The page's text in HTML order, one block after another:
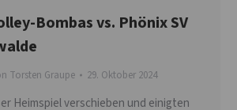
Bombas vs. Phönix SV
Torsten Graupe 29. Oktober 2024
Heimspiel verschieben und einigten